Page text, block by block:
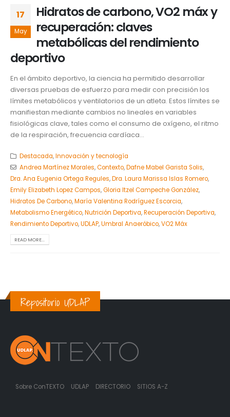
17
May
Hidratos de carbono, VO2 máx y
recuperación: claves
metabólicas del rendimiento
deportivo
En el ámbito deportivo, la ciencia ha permitido desarrollar
diversas pruebas de esfuerzo para medir con precisión los
límites metabólicos y ventilatorios de un atleta. Estos límites se
manifiestan mediante cambios no lineales en variables
fisiológicas clave, tales como el consumo de oxígeno, el ritmo
de la respiración, frecuencia cardíaca...
Destacada,Innovación y tecnología
Andrea Martínez Morales,Contexto,Dafne Mabel Garista Solis,
Dra. Ana Eugenia Ortega Regules,Dra. Laura Marissa Islas Romero,
Emily Elizabeth Lopez Campos,Gloria Itzel Campeche González,
Hidratos De Carbono,María Valentina Rodríguez Escorcia,
Metabolismo Energético,Nutrición Deportiva,Recuperación Deportiva,
Rendimiento Deportivo,UDLAP,Umbral Anaeróbico,VO2 Máx
READ MORE...
Repositorio UDLAP
Sobre ConTEXTO UDLAP DIRECTORIO SITIOS A-Z